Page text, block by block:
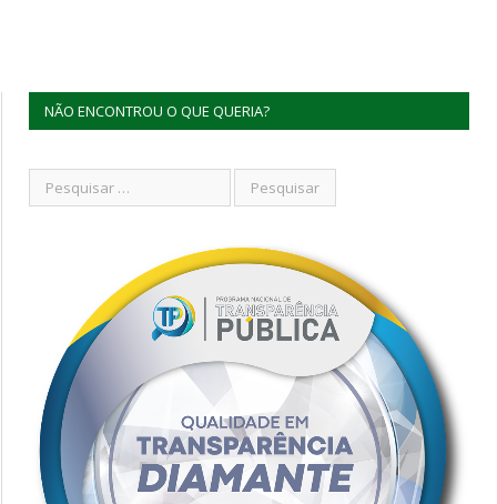
NÃO ENCONTROU O QUE QUERIA?